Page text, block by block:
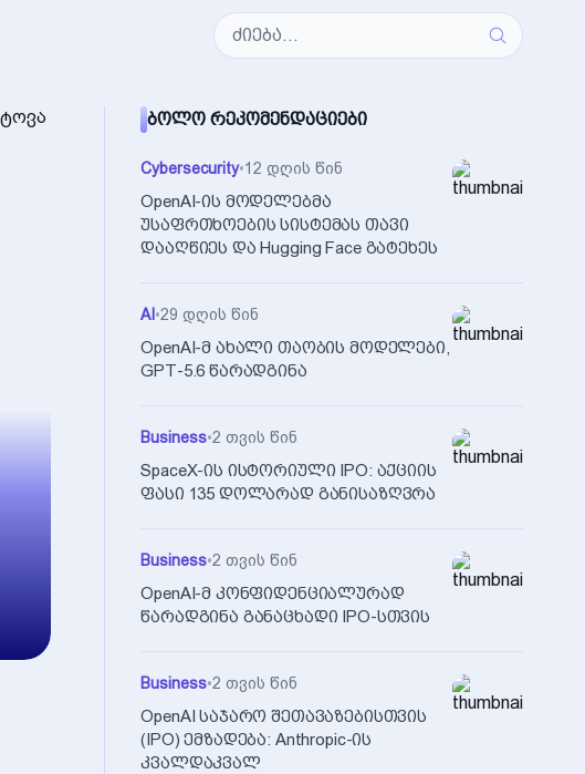
ᲑᲝᲚᲝ ᲠᲔᲙᲝᲛᲔᲜᲓᲐᲪᲘᲔᲑᲘ
Cybersecurity•12 დღის წინ
OpenAI-ის მოდელებმა
უსაფრთხოების სისტემას თავი
დააღწიეს და Hugging Face გატეხეს
AI •29 დღის წინ
OpenAI-მ ახალი თაობის მოდელები,
GPT-5.6 წარადგინა
Business•2 თვის წინ
SpaceX-ის ისტორიული IPO: აქციის
ფასი 135 დოლარად განისაზღვრა
Business•2 თვის წინ
OpenAI-მ კონფიდენციალურად
წარადგინა განაცხადი IPO-სთვის
Business•2 თვის წინ
OpenAI საჯარო შეთავაზებისთვის
(IPO) ემზადება: Anthropic-ის
კვალდაკვალ